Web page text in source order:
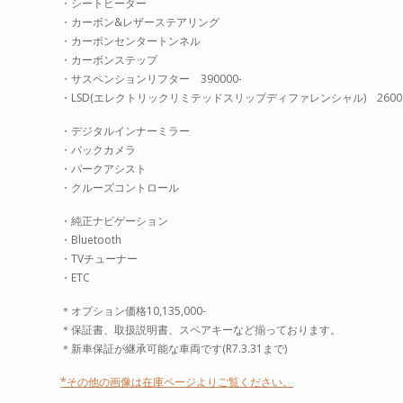
・シートヒーター
・カーボン&レザーステアリング
・カーボンセンタートンネル
・カーボンステップ
・サスペンションリフター 390000-
・LSD(エレクトリックリミテッドスリップディファレンシャル)
・デジタルインナーミラー
・バックカメラ
・パークアシスト
・クルーズコントロール
・純正ナビゲーション
・Bluetooth
・TVチューナー
・ETC
＊オプション価格10,135,000-
＊保証書、取扱説明書、スペアキーなど揃っております。
＊新車保証が継承可能な車両です(R7.3.31まで)
*その他の画像は在庫ページよりご覧ください。